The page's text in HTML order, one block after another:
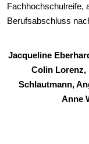
Fachhochschulreife,
Berufsabschluss
Jacqueline
Colin Lorenz,
Schlautmann,
Anne